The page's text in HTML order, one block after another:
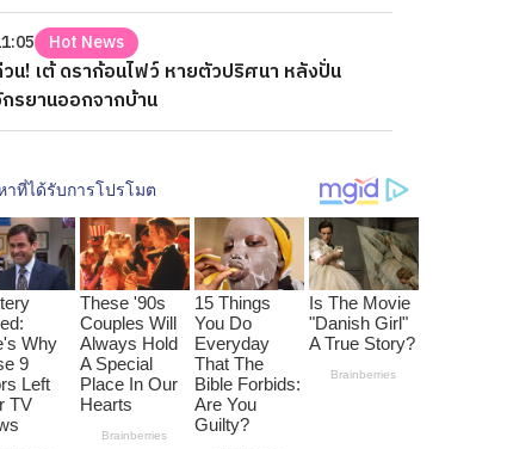
Hot News
น! เต้ ดราก้อนไฟว์ หายตัวปริศนา หลังปั่น
รยานออกจากบ้าน